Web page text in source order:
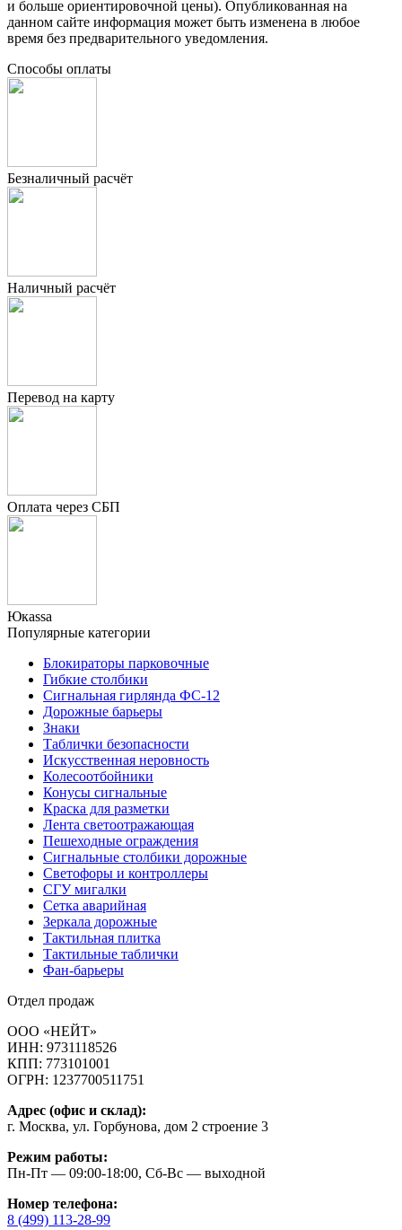
и больше ориентировочной цены). Опубликованная на
данном сайте информация может быть изменена в любое
время без предварительного уведомления.
Способы оплаты
Безналичный расчёт
Наличный расчёт
Перевод на карту
Оплата через СБП
Юкаssа
Популярные категории
Блокираторы парковочные
Гибкие столбики
Сигнальная гирлянда ФС-12
Дорожные барьеры
Знаки
Таблички безопасности
Искусственная неровность
Колесоотбойники
Конусы сигнальные
Краска для разметки
Лента светоотражающая
Пешеходные ограждения
Сигнальные столбики дорожные
Светофоры и контроллеры
СГУ мигалки
Cетка аварийная
Зеркала дорожные
Тактильная плитка
Тактильные таблички
Фан-барьеры
Отдел продаж
ООО «НЕЙТ»
ИНН: 9731118526
КПП: 773101001
ОГРН: 1237700511751
Адрес (офис и склад):
г. Москва, ул. Горбунова, дом 2 строение 3
Режим работы:
Пн-Пт — 09:00-18:00, Сб-Вс — выходной
Номер телефона:
8 (499) 113-28-99